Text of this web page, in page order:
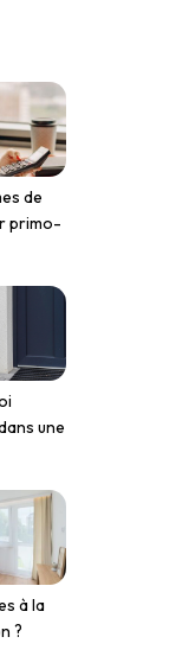
de
primo-
une
à la
?